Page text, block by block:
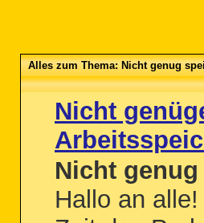
Alles zum Thema: Nicht genug
Nicht
Nicht
Hallo an